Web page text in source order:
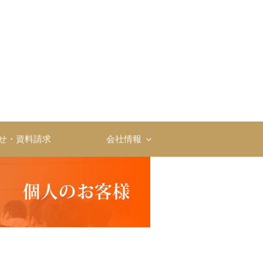
イアンス株式会社
・資料請求 会社情報